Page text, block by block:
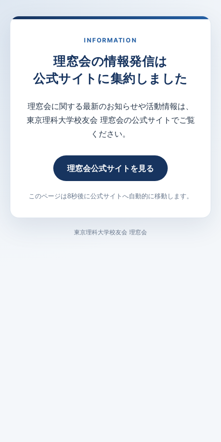
INFORMATION
理窓会の情報発信は
公式サイトに集約しました
理窓会に関する最新のお知らせや活動情報は、
東京理科大学校友会 理窓会の公式サイトでご覧
ください。
理窓会公式サイトを見る
このページは8秒後に公式サイトへ自動的に移動します。
東京理科大学校友会 理窓会